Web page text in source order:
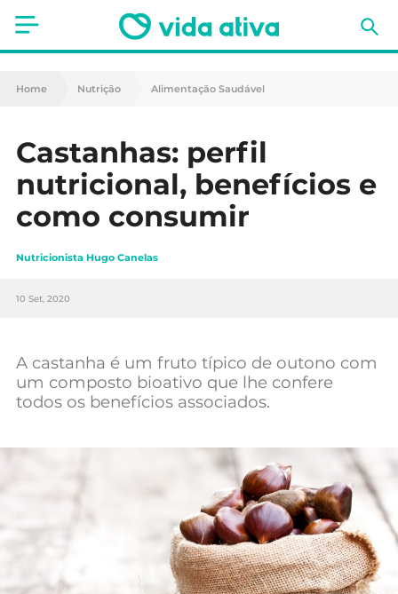
Saúde
Nutrição
Receitas
Fitness
Mães e Bebés
Home Nutrição Alimentação Saudável
Castanhas: perfil
nutricional, benefícios e
como consumir
Nutricionista Hugo Canelas
10 Set, 2020
A castanha é um fruto típico de outono com
um composto bioativo que lhe confere
todos os benefícios associados.